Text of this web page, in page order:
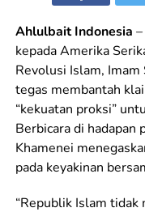
Ahlulbait Indonesia
kepada Amerika
Revolusi Islam,
tegas membantah
“kekuatan proksi”
Berbicara di hadapan
Khamenei
pada keyakinan
“Republik Islam tidak